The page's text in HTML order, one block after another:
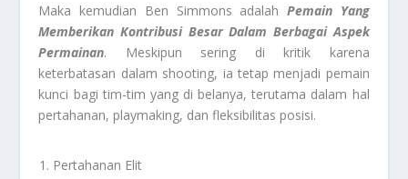
Maka kemudian Ben Simmons adalah Pemain Yang
Memberikan Kontribusi Besar Dalam Berbagai Aspek
Permainan. Meskipun sering di kritik karena
keterbatasan dalam shooting, ia tetap menjadi pemain
kunci bagi tim-tim yang di belanya, terutama dalam hal
pertahanan, playmaking, dan fleksibilitas posisi.
Pertahanan Elit